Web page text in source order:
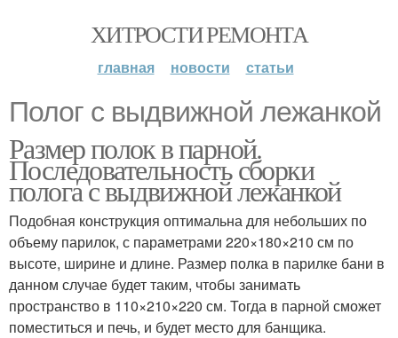
ХИТРОСТИ РЕМОНТА
главная новости статьи
Полог с выдвижной лежанкой
Размер полок в парной.
Последовательность сборки
полога с выдвижной лежанкой
Подобная конструкция оптимальна для небольших по
объему парилок, с параметрами 220×180×210 см по
высоте, ширине и длине. Размер полка в парилке бани в
данном случае будет таким, чтобы занимать
пространство в 110×210×220 см. Тогда в парной сможет
поместиться и печь, и будет место для банщика.